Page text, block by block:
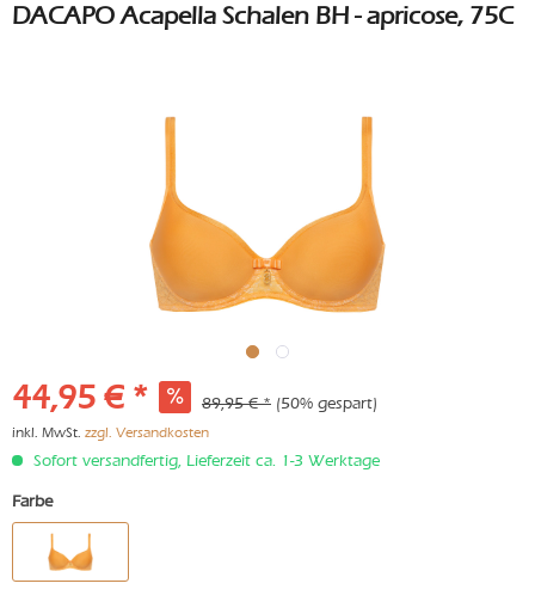
DACAPO Acapella Schalen BH - apricose, 75C
44,95 € * 89,95 € * (50% gespart)
inkl. MwSt. zzgl. Versandkosten
Sofort versandfertig, Lieferzeit ca. 1-3 Werktage
Farbe